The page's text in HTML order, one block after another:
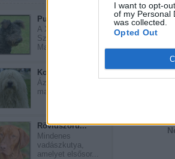
I want to opt-
of my Personal
was collected.
Opted Out
Pumi
A XVII - XVIII.
Században
Magyarorszá...
Komondor
Ázsiai eredetű, ősi
magyar pásztorkut...
Rövidszőrű...
Mindenes
vadászkutya,
amelyet elsősor...
Még több